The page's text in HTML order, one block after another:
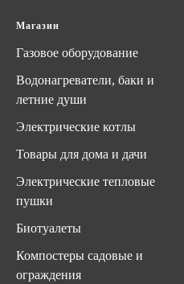
Магазин
Газовое оборудование
Водонагреватели, баки и
летние души
Электрические котлы
Товары для дома и дачи
Электрические тепловые
пушки
Биотуалеты
Компостеры садовые и
ограждения